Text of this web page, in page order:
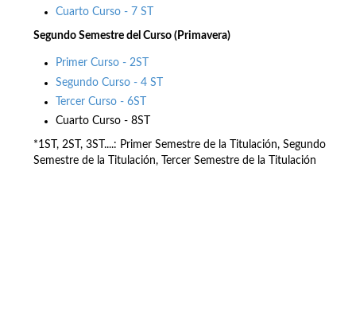
Cuarto Curso - 7 ST
Segundo Semestre del Curso (Primavera)
Primer Curso - 2ST
Segundo Curso - 4 ST
Tercer Curso - 6ST
Cuarto Curso - 8ST
*1ST, 2ST, 3ST....: Primer Semestre de la Titulación, Segundo
Semestre de la Titulación, Tercer Semestre de la Titulación